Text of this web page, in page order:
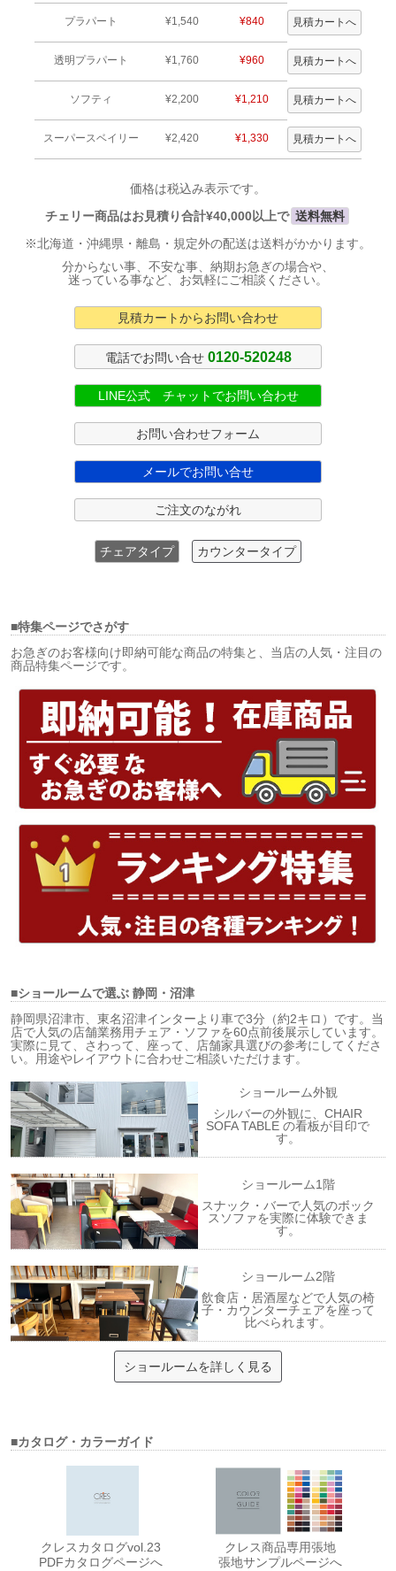
プラパート ¥1,540 ¥840
透明プラパート ¥1,760 ¥960
ソフティ ¥2,200 ¥1,210
スーパースベイリー ¥2,420 ¥1,330
価格は税込み表示です。
チェリー商品はお見積り合計¥40,000以上で 送料無料
※北海道・沖縄県・離島・規定外の配送は送料がかかります。
分からない事、不安な事、納期お急ぎの場合や、
迷っている事など、お気軽にご相談ください。
見積カートからお問い合わせ
電話でお問い合せ 0120-520248
LINE公式 チャットでお問い合わせ
お問い合わせフォーム
メールでお問い合せ
ご注文のながれ
チェアタイプ カウンタータイプ
■特集ページでさがす
お急ぎのお客様向け即納可能な商品の特集と、当店の人気・注目の
商品特集ページです。
■ショールームで選ぶ静岡・沼津
静岡県沼津市、東名沼津インターより車で3分（約2キロ）です。当
店で人気の店舗業務用チェア・ソファを60点前後展示しています。
実際に見て、さわって、座って、店舗家具選びの参考にしてくださ
い。用途やレイアウトに合わせご相談いただけます。
ショールーム外観
シルバーの外観に、CHAIR
SOFA TABLE の看板が目印で
す。
ショールーム1階
スナック・バーで人気のボック
スソファを実際に体験できま
す。
ショールーム2階
飲食店・居酒屋などで人気の椅
子・カウンターチェアを座って
比べられます。
ショールームを詳しく見る
■カタログ・カラーガイド
クレスカタログvol.23
PDFカタログページへ
クレス商品専用張地
張地サンプルページへ